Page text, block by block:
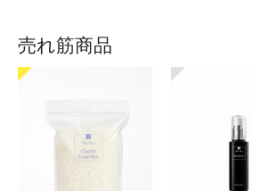
売れ筋商品